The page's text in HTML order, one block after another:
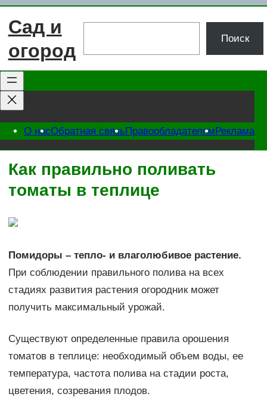
Перейти
Сад и
огород
Поиск
О насОбратная связьПравообладателямРеклама
Как правильно поливать
томаты в теплице
Помидоры – тепло- и влаголюбивое растение.
При соблюдении правильного полива на всех
стадиях развития растения огородник может
получить максимальный урожай.
Существуют определенные правила орошения
томатов в теплице: необходимый объем воды, ее
температура, частота полива на стадии роста,
цветения, созревания плодов.